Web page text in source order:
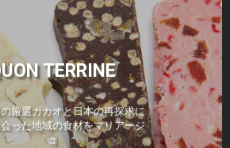
TERRINE
厳選カカオと日本の再探求に
った地域の食材をマリアージ
ュ
TERRINE
厳選カカオと日本の再探求に
った地域の食材をマリアージ
ュ
TERRINE
厳選カカオと日本の再探求に
った地域の食材をマリアージ
ュ
TERRINE
厳選カカオと日本の再探求に
った地域の食材をマリアージ
ュ
TERRINE
厳選カカオと日本の再探求に
った地域の食材をマリアージ
ュ
TERRINE
厳選カカオと日本の再探求に
った地域の食材をマリアージ
ュ
TERRINE
厳選カカオと日本の再探求に
った地域の食材をマリアージ
ュ
TERRINE
厳選カカオと日本の再探求に
った地域の食材をマリアージ
ュ
TERRINE
厳選カカオと日本の再探求に
った地域の食材をマリアージ
ュ